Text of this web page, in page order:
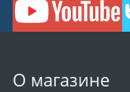
О магазине